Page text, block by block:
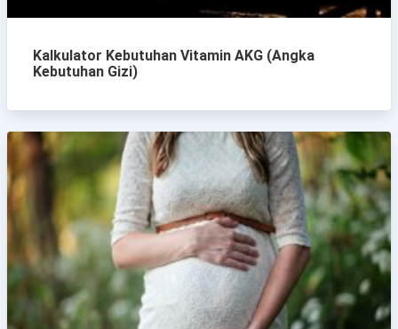
Kalkulator Kebutuhan Vitamin AKG (Angka
Kebutuhan Gizi)